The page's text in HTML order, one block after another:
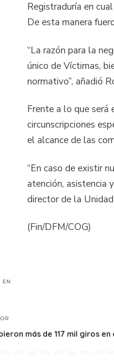
Registraduría en
De esta manera
“La razón para la
único de Víctimas,
normativo”, añadió
Frente a lo que
circunscripciones
el alcance de las
“En caso de existir
atención, asistencia
director de la
(Fin/DFM/COG)
EN
más de 117 mil giros